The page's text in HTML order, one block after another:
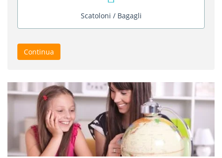
Scatoloni / Bagagli
Continua